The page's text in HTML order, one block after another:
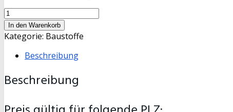
Mineralgemisch
0-
32mm
Menge
In den Warenkorb
Kategorie: Baustoffe
Beschreibung
Beschreibung